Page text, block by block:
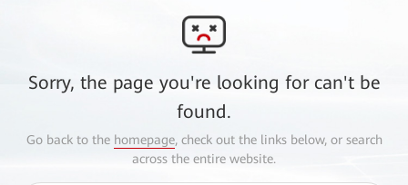
Sorry, the page you're looking for can't be
found.
Go back to the homepage, check out the links below, or search
across the entire website.